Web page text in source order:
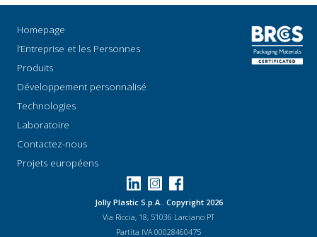
Homepage
l’Entreprise et les Personnes
Produits
Développement personnalisé
Technologies
Laboratoire
Contactez-nous
Projets européens
Jolly Plastic S.p.A.. Copyright 2026
Via Riccia, 18, 51036 Larciano PT
Partita IVA 00028460475